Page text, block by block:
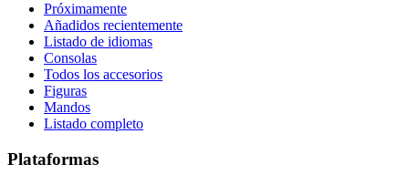
Próximamente
Añadidos recientemente
Listado de idiomas
Consolas
Todos los accesorios
Figuras
Mandos
Listado completo
Plataformas